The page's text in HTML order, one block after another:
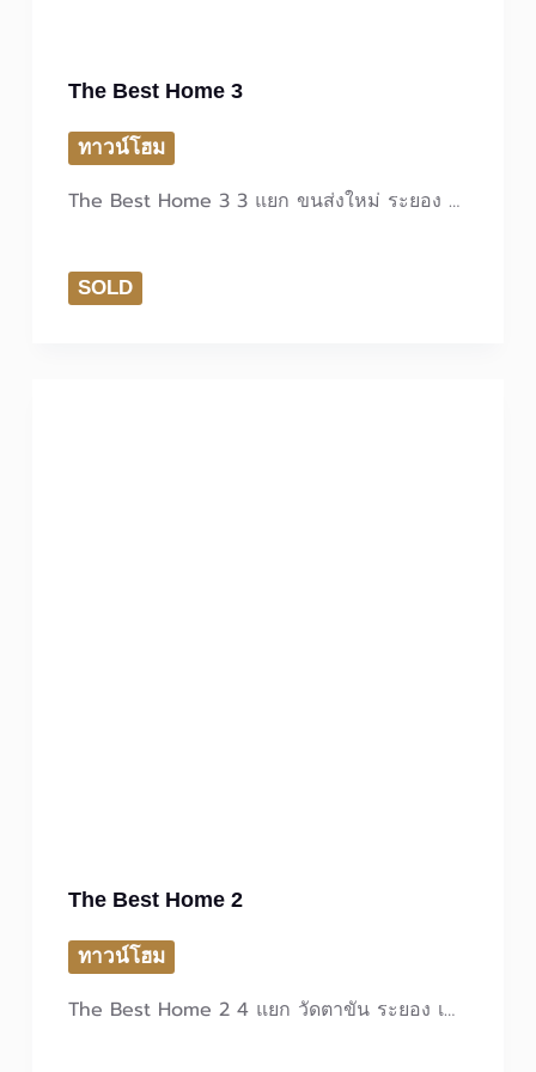
The Best Home 3
ทาวน์โฮม
The Best Home 3 3 แยก ขนส่งใหม่ ระยอง​ …
SOLD
The Best Home 2
ทาวน์โฮม
The Best Home 2​ 4 แยก วัดตาขัน ระยอง เ…